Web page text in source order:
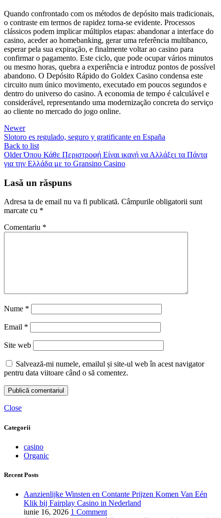
Quando confrontado com os métodos de depósito mais tradicionais,
o contraste em termos de rapidez torna-se evidente. Processos
clássicos podem implicar múltiplos etapas: abandonar a interface do
casino, aceder ao homebanking, gerar uma referência multibanco,
esperar pela sua expiração, e finalmente voltar ao casino para
confirmar o pagamento. Este ciclo, que pode ocupar vários minutos
ou mesmo horas, quebra a experiência e introduz pontos de possível
abandono. O Depósito Rápido do Goldex Casino condensa este
circuito num único movimento, executado em poucos segundos e
dentro do universo do casino. A economia de tempo é calculável e
considerável, representando uma modernização concreta do serviço
ao cliente no mercado do jogo online.
Newer
Slotoro es regulado, seguro y gratificante en España
Back to list
Older Όπου Κάθε Περιστροφή Είναι ικανή να Αλλάξει τα Πάντα
για την Ελλάδα με το Gransino Casino
Lasă un răspuns
Adresa ta de email nu va fi publicată. Câmpurile obligatorii sunt
marcate cu *
Comentariu *
Nume *
Email *
Site web
Salvează-mi numele, emailul și site-ul web în acest navigator
pentru data viitoare când o să comentez.
Close
Categorii
casino
Organic
Recent Posts
Aanzienlijke Winsten en Contante Prijzen Komen Van Eén
Klik bij Fairplay Casino in Nederland
iunie 16, 2026 1 Comment